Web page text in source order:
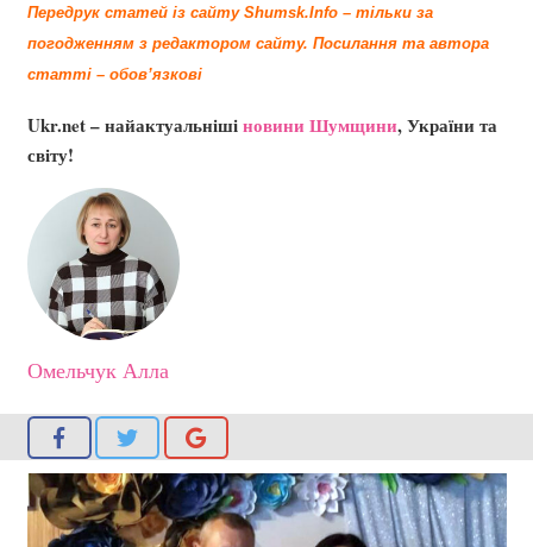
Передрук статей із сайту Shumsk.Info – тільки за
погодженням з редактором сайту. Посилання та автора
статті – обов’язкові
Ukr.net – найактуальнішіновини Шумщини, України та
світу!
Омельчук Алла